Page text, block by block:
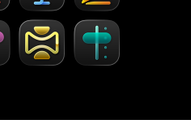
Creator Studio
打
开)